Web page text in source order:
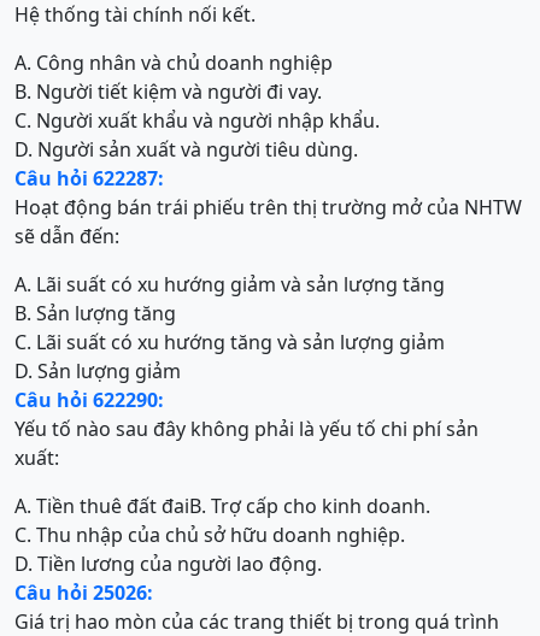
Hệ thống tài chính nối kết.
A. Công nhân và chủ doanh nghiệp
B. Người tiết kiệm và người đi vay.
C. Người xuất khẩu và người nhập khẩu.
D. Người sản xuất và người tiêu dùng.
Câu hỏi 622287:
Hoạt động bán trái phiếu trên thị trường mở của NHTW
sẽ dẫn đến:
A. Lãi suất có xu hướng giảm và sản lượng tăng
B. Sản lượng tăng
C. Lãi suất có xu hướng tăng và sản lượng giảm
D. Sản lượng giảm
Câu hỏi 622290:
Yếu tố nào sau đây không phải là yếu tố chi phí sản
xuất:
A. Tiền thuê đất đaiB. Trợ cấp cho kinh doanh.
C. Thu nhập của chủ sở hữu doanh nghiệp.
D. Tiền lương của người lao động.
Câu hỏi 25026:
Giá trị hao mòn của các trang thiết bị trong quá trình